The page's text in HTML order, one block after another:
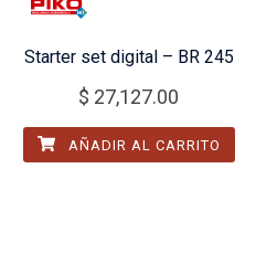
Starter set digital – BR 245
$ 27,127.00
AÑADIR AL CARRITO